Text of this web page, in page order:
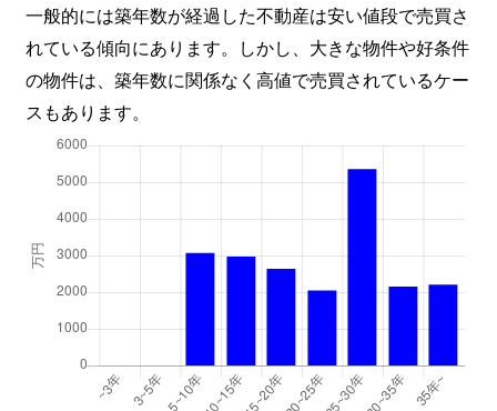
一般的には築年数が経過した不動産は安い値段で売買さ
れている傾向にあります。しかし、大きな物件や好条件
の物件は、築年数に関係なく高値で売買されているケー
スもあります。